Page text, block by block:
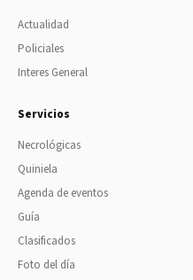
Actualidad
Policiales
Interes General
Servicios
Necrológicas
Quiniela
Agenda de eventos
Guía
Clasificados
Foto del día